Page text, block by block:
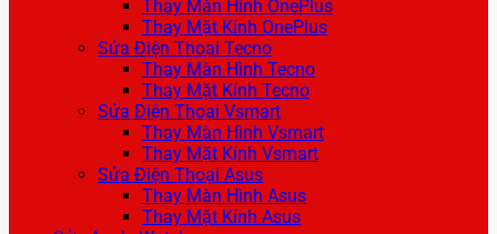
Thay Màn Hình OnePlus
Thay Mặt Kính OnePlus
Sửa Điện Thoại Tecno
Thay Màn Hình Tecno
Thay Mặt Kính Tecno
Sửa Điện Thoại Vsmart
Thay Màn Hình Vsmart
Thay Mặt Kính Vsmart
Sửa Điện Thoại Asus
Thay Màn Hình Asus
Thay Mặt Kính Asus